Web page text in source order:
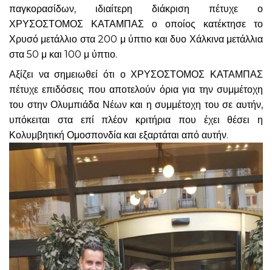
παγκορασίδων, ιδιαίτερη διάκριση πέτυχε ο
ΧΡΥΣΟΣΤΟΜΟΣ ΚΑΤΑΜΠΑΣ ο οποίος κατέκτησε το
Χρυσό μετάλλιο στα 200 μ ύπτιο και δυο Χάλκινα μετάλλια
στα 50 μ και 100 μ ύπτιο.
Αξίζει να σημειωθεί ότι ο ΧΡΥΣΟΣΤΟΜΟΣ ΚΑΤΑΜΠΑΣ
πέτυχε επιδόσεις που αποτελούν όρια για την συμμέτοχη
του στην Ολυμπιάδα Νέων και η συμμέτοχη του σε αυτήν,
υπόκειται στα επί πλέον κριτήρια που έχει θέσει η
Κολυμβητική Ομοσπονδία και εξαρτάται από αυτήν.